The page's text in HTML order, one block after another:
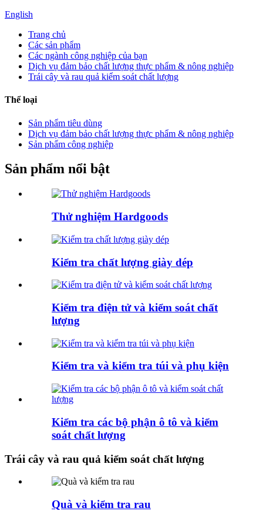
English
Trang chủ
Các sản phẩm
Các ngành công nghiệp của bạn
Dịch vụ đảm bảo chất lượng thực phẩm & nông nghiệp
Trái cây và rau quả kiểm soát chất lượng
Thể loại
Sản phẩm tiêu dùng
Dịch vụ đảm bảo chất lượng thực phẩm & nông nghiệp
Sản phẩm công nghiệp
Sản phẩm nổi bật
Thử nghiệm Hardgoods
Kiểm tra chất lượng giày dép
Kiểm tra điện tử và kiểm soát chất
lượng
Kiểm tra và kiểm tra túi và phụ kiện
Kiểm tra các bộ phận ô tô và kiểm
soát chất lượng
Trái cây và rau quả kiểm soát chất lượng
Quà và kiểm tra rau